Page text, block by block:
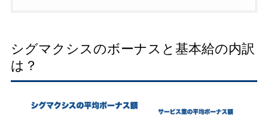
シグマクシスのボーナスと基本給の内訳
は？